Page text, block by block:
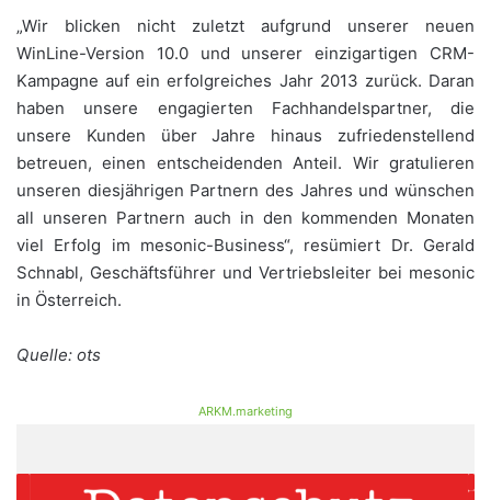
„Wir blicken nicht zuletzt aufgrund unserer neuen
WinLine-Version 10.0 und unserer einzigartigen CRM-
Kampagne auf ein erfolgreiches Jahr 2013 zurück. Daran
haben unsere engagierten Fachhandelspartner, die
unsere Kunden über Jahre hinaus zufriedenstellend
betreuen, einen entscheidenden Anteil. Wir gratulieren
unseren diesjährigen Partnern des Jahres und wünschen
all unseren Partnern auch in den kommenden Monaten
viel Erfolg im mesonic-Business“, resümiert Dr. Gerald
Schnabl, Geschäftsführer und Vertriebsleiter bei mesonic
in Österreich.
Quelle: ots
ARKM.marketing